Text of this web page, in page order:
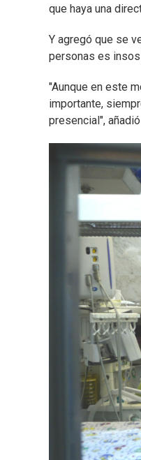
que haya una
Y agregó que se
personas es
"Aunque en este
importante,
presencial",